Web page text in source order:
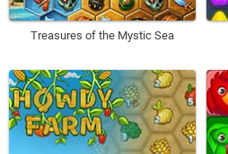
Treasures of the Mystic Sea